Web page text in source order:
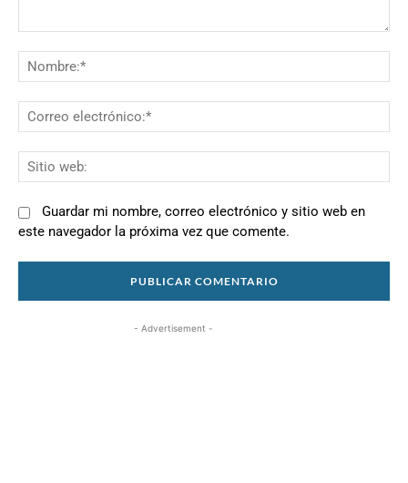
Guardar mi nombre, correo electrónico y sitio web en
este navegador la próxima vez que comente.
- Advertisement -